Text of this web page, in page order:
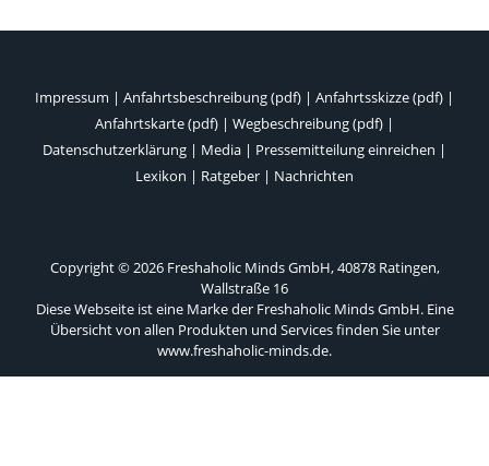
Impressum | Anfahrtsbeschreibung (pdf) | Anfahrtsskizze (pdf) |
Anfahrtskarte (pdf) | Wegbeschreibung (pdf) |
Datenschutzerklärung | Media | Pressemitteilung einreichen |
Lexikon | Ratgeber | Nachrichten
Copyright © 2026 Freshaholic Minds GmbH, 40878 Ratingen,
Wallstraße 16
Diese Webseite ist eine Marke der Freshaholic Minds GmbH. Eine
Übersicht von allen Produkten und Services finden Sie unter
www.freshaholic-minds.de.